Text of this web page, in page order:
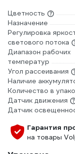
Цветность
Назначение
Регулировка
светового потока
Диапазон рабочих
температур
Угол рассеивания
Наличие
Количество в
Датчик движения
Датчик
Гарантия
на товары